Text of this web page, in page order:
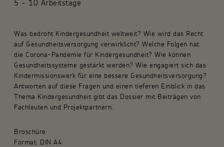
Spenden und Stiften
Kunsthandwerk und Geschenke
Was bedroht Kindergesundheit weltweit? Wie wird das Recht
auf Gesundheitsversorgung verwirklicht? Welche Folgen hat
die Corona-Pandemie für Kindergesundheit? Wie können
Gesundheitssysteme gestärkt werden? Wie engagiert sich das
Kindermissionswerk für eine bessere Gesundheitsversorgung?
Antworten auf diese Fragen und einen tieferen Einblick in das
Thema Kindergesundheit gibt das Dossier mit Beiträgen von
Fachleuten und Projektpartnern.
Broschüre
Format: DIN A4
5 - 10 Arbeitstage